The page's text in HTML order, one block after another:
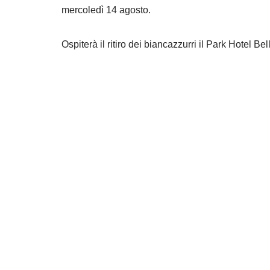
mercoledì 14 agosto.
Ospiterà il ritiro dei biancazzurri il Park Hotel